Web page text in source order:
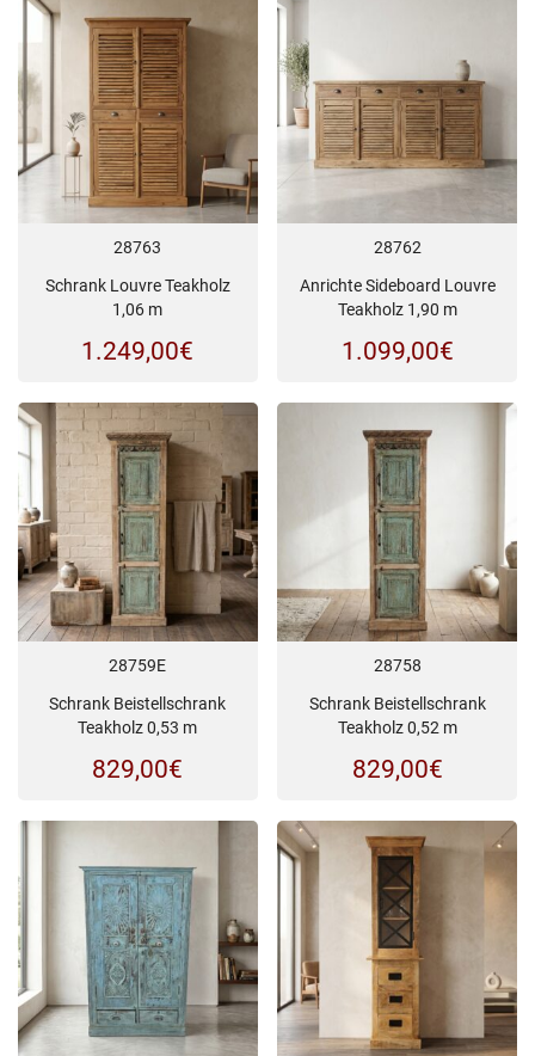
28763
Schrank Louvre Teakholz
1,06 m
1.249,00€
28762
Anrichte Sideboard Louvre
Teakholz 1,90 m
1.099,00€
28759E
Schrank Beistellschrank
Teakholz 0,53 m
829,00€
28758
Schrank Beistellschrank
Teakholz 0,52 m
829,00€